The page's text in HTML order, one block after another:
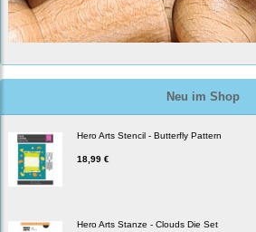
Neu im Shop
Hero Arts Stencil - Butterfly Pattern
18,99 €
Hero Arts Stanze - Clouds Die Set